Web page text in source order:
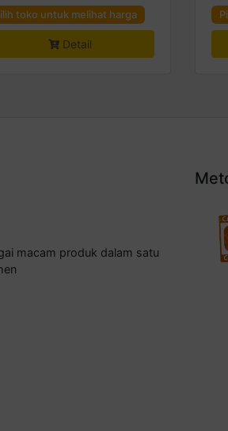
toko untuk melihat harga
Detail
macam produk dalam satu